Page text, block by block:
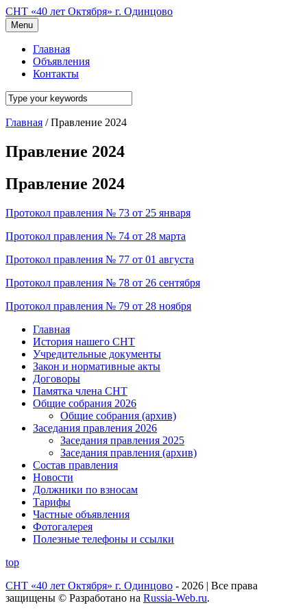
СНТ «40 лет Октября» г. Одинцово
Menu
Главная
Объявления
Контакты
Главная / Правление 2024
Правление 2024
Правление 2024
Протокол правления № 73 от 25 января
Протокол правления № 74 от 28 марта
Протокол правления № 77 от 01 августа
Протокол правления № 78 от 26 сентября
Протокол правления № 79 от 28 ноября
Главная
История нашего СНТ
Учредительные документы
Закон и нормативные акты
Договоры
Памятка члена СНТ
Общие собрания 2026
Общие собрания (архив)
Заседания правления 2026
Заседания правления 2025
Заседания правления (архив)
Состав правления
Новости
Должники по взносам
Тарифы
Частные объявления
Фотогалерея
Полезные телефоны и ссылки
top
СНТ «40 лет Октября» г. Одинцово - 2026 | Все права
защищены © Разработано на Russia-Web.ru.